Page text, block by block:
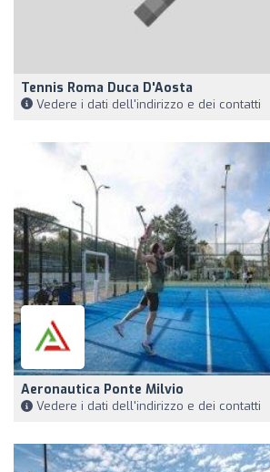
Tennis Roma Duca D'Aosta
Vedere i dati dell'indirizzo e dei contatti
Aeronautica Ponte Milvio
Vedere i dati dell'indirizzo e dei contatti